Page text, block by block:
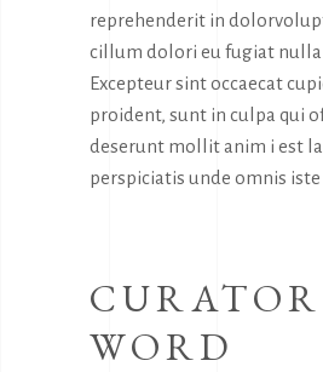
reprehenderit in
cillum dolori eu fugiat nulla
Excepteur sint occaecat
proident, sunt in culpa qui
deserunt mollit anim i est
perspiciatis unde omnis
WORD